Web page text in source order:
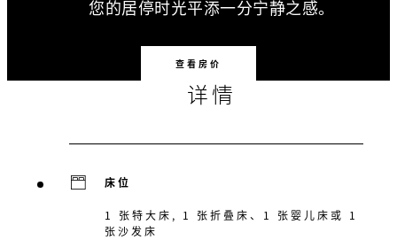
您的居停时光平添一分宁静之感。
查看房价
详情
床位
1 张特大床, 1 张折叠床、1 张婴儿床或 1
张沙发床